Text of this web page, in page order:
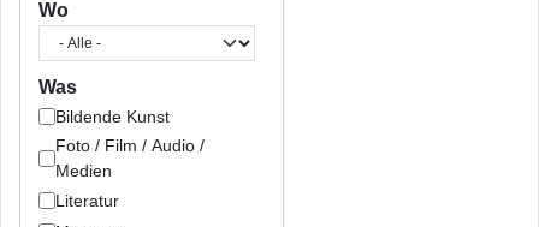
Wo
Was
Bildende Kunst
Foto / Film / Audio /
Medien
Literatur